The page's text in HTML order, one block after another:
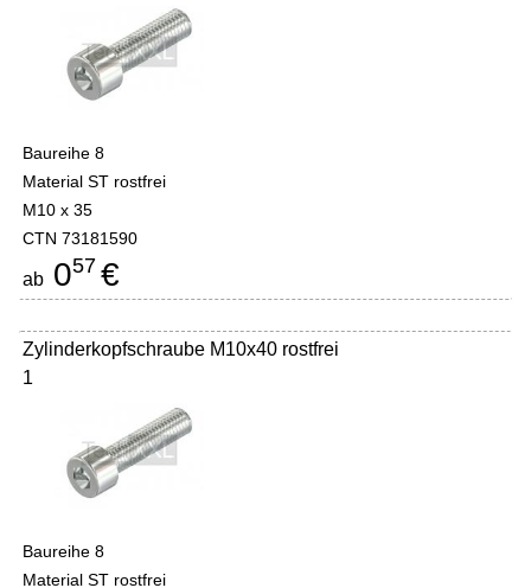
Baureihe 8
Material ST rostfrei
M10 x 35
CTN 73181590
ab 057 €
Zylinderkopfschraube M10x40 rostfrei
1
Baureihe 8
Material ST rostfrei